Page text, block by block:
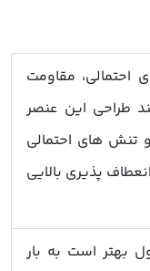
احتمالی، مقاومت
طراحی این عنصر
تنش های احتمالی
پذیری بالایی
بهتر است به بار